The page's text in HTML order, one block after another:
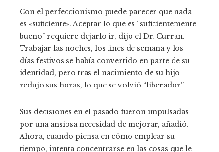
Con el perfeccionismo puede parecer que nada
es «suficiente». Aceptar lo que es “suficientemente
bueno” requiere dejarlo ir, dijo el Dr. Curran.
Trabajar las noches, los fines de semana y los
días festivos se había convertido en parte de su
identidad, pero tras el nacimiento de su hijo
redujo sus horas, lo que se volvió “liberador”.
Sus decisiones en el pasado fueron impulsadas
por una ansiosa necesidad de mejorar, añadió.
Ahora, cuando piensa en cómo emplear su
tiempo, intenta concentrarse en las cosas que le